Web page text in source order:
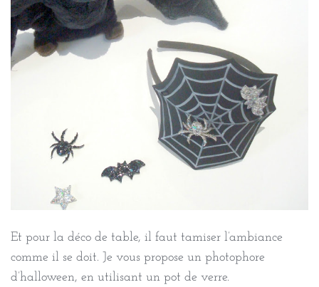
Et pour la déco de table, il faut tamiser l’ambiance
comme il se doit. Je vous propose un photophore
d’halloween, en utilisant un pot de verre.